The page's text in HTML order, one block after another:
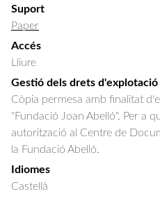
Suport
Paper
Accés
Lliure
Gestió dels drets d'explotació
Còpia permesa amb finalitat
"Fundació Joan Abelló". Per a
autorització al Centre de
la Fundació Abelló.
Idiomes
Castellà